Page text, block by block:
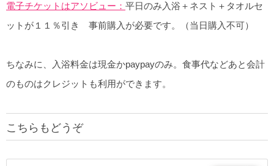
電子チケットはアソビュー： 平日のみ入浴＋ネスト＋タオルセ
ットが１１％引き 事前購入が必要です。（当日購入不可）
ちなみに、入浴料金は現金かpaypayのみ。食事代などあと会計
のものはクレジットも利用ができます。
こちらもどうぞ